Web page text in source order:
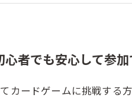
心者でも安心して参
カードゲームに挑戦する